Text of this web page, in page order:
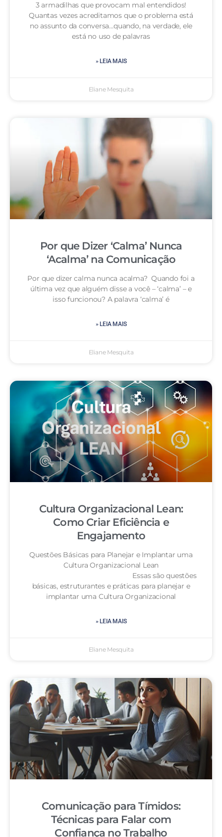
3 armadilhas que provocam mal entendidos!
Quantas vezes acreditamos que o problema está
no assunto da conversa…quando, na verdade, ele
está no uso de palavras
» LEIA MAIS
Eliane Mesquita
Por que Dizer ‘Calma’ Nunca
‘Acalma’ na Comunicação
Por que dizer calma nunca acalma? Quando foi a
última vez que alguém disse a você – ‘calma’ – e
isso funcionou? A palavra ‘calma’ é
» LEIA MAIS
Eliane Mesquita
Cultura Organizacional Lean:
Como Criar Eficiência e
Engajamento
Questões Básicas para Planejar e Implantar uma
Cultura Organizacional Lean
Essas são questões
básicas, estruturantes e práticas para planejar e
implantar uma Cultura Organizacional
» LEIA MAIS
Eliane Mesquita
Comunicação para Tímidos:
Técnicas para Falar com
Confiança no Trabalho